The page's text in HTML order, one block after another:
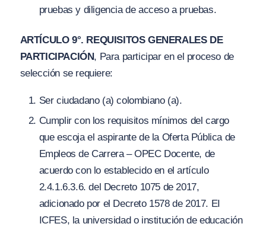
pruebas y diligencia de acceso a pruebas.
ARTÍCULO 9°. REQUISITOS GENERALES DE
PARTICIPACIÓN, Para participar en el proceso de
selección se requiere:
Ser ciudadano (a) colombiano (a).
Cumplir con los requisitos mínimos del cargo
que escoja el aspirante de la Oferta Pública de
Empleos de Carrera – OPEC Docente, de
acuerdo con lo establecido en el artículo
2.4.1.6.3.6. del Decreto 1075 de 2017,
adicionado por el Decreto 1578 de 2017. EI
ICFES, la universidad o institución de educación